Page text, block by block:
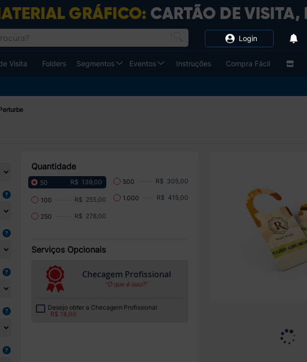
Visita Folders Segmentos Eventos Instruções Compra Fácil
Login
Quantidade
50 R$ 139,00
100 R$ 255,00
250 R$ 278,00
500 R$ 305,00
1.000 R$ 415,00
Serviços Opcionais
Checagem Profissional
“O que é isso?”
Desejo obter a Checagem Profissional
R$ 18,00